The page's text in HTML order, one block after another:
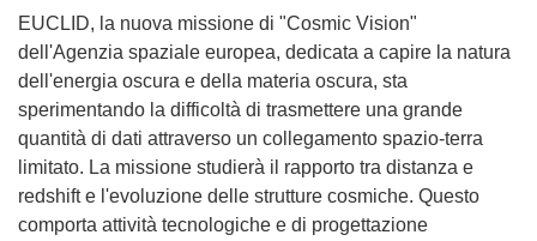
EUCLID, la nuova missione di "Cosmic Vision"
dell'Agenzia spaziale europea, dedicata a capire la natura
dell'energia oscura e della materia oscura, sta
sperimentando la difficoltà di trasmettere una grande
quantità di dati attraverso un collegamento spazio-terra
limitato. La missione studierà il rapporto tra distanza e
redshift e l'evoluzione delle strutture cosmiche. Questo
comporta attività tecnologiche e di progettazione